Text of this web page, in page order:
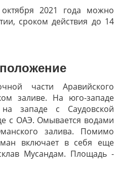
2021 года можно
сроком действия до 14
части Аравийского
заливе. На юго-западе
западе с Саудовской
с ОАЭ. Омывается водами
залива. Помимо
включает в себя еще
Мусандам. Площадь -